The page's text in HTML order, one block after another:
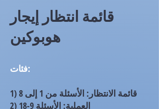
قائمة انتظار إيجار
هوبوكين
فئات:
1) قائمة الانتظار: الأسئلة من 1 إلى 8
2) العملية: الأسئلة 9-18